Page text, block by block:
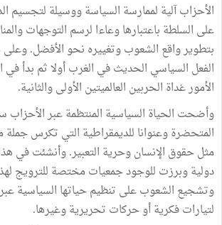
الأحزاب آلية لممارسة السياسة ووسيلة لتجسيم
على السلطة باعتبارها وعاءا لرسم التوجهات
بتطوير واقع الشعوب وتغييره نحو الأفضل. وعلى
الفعل السياسي الحديث في الغرب أولا ثم بدأ في
الأمور غداة الحربين العالميتين الأولى والثانية.
وأضحت الحياة السياسية المنتظمة عبر
المتحضرة وعنوانا للديمقراطية التي تكرس جملة
مثل حقوق الإنسان وحرية التعبير. وأنشئت في
دولية وبرزت للوجود جمعيات مختصة للترويج
وتشجيع الشعوب على تنظيم حياتها السياسية
لتيارات فكرية أو حركات تحريرية وغيرها.